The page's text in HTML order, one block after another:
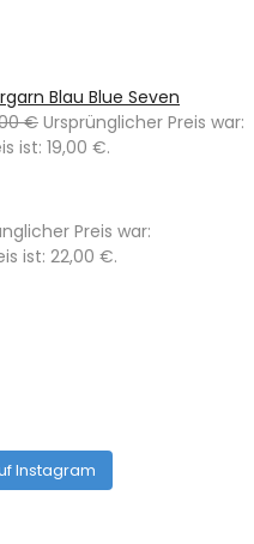
Blue Seven
€ Ursprünglicher Preis war:
ist: 19,00 €.
Preis war:
ist: 22,00 €.
Instagram